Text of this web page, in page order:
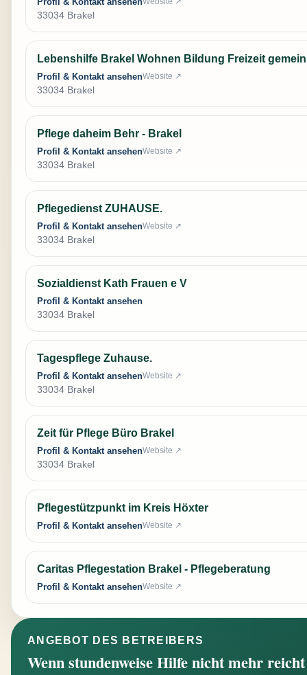
33034 Brakel
Lebenshilfe Brakel Wohnen Bildung Freizeit
Profil & Kontakt ansehenWebsite ↗
33034 Brakel
Pflege daheim Behr - Brakel
Profil & Kontakt ansehenWebsite ↗
33034 Brakel
Pflegedienst ZUHAUSE.
Profil & Kontakt ansehenWebsite ↗
33034 Brakel
Sozialdienst Kath Frauen e V
Profil & Kontakt ansehen
33034 Brakel
Tagespflege Zuhause.
Profil & Kontakt ansehenWebsite ↗
33034 Brakel
Zeit für Pflege Büro Brakel
Profil & Kontakt ansehenWebsite ↗
33034 Brakel
Pflegestützpunkt im Kreis Höxter
Profil & Kontakt ansehenWebsite ↗
Caritas Pflegestation Brakel - Pflegeberatung
Profil & Kontakt ansehenWebsite ↗
ANGEBOT DES BETREIBERS
Wenn stundenweise Hilfe nicht mehr reicht